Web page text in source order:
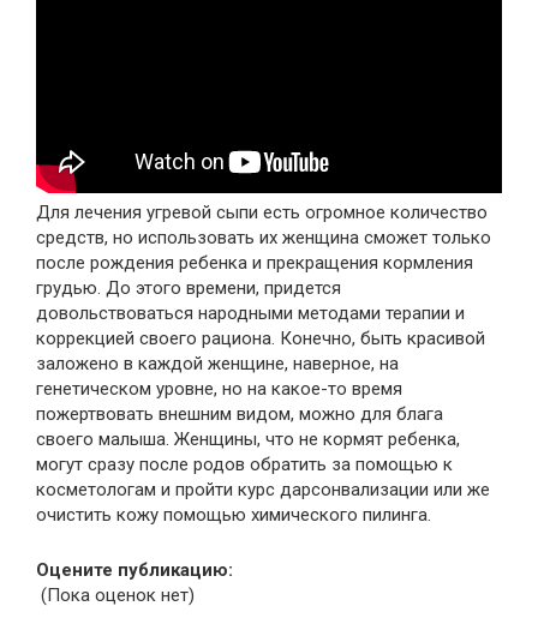
Для лечения угревой сыпи есть огромное количество
средств, но использовать их женщина сможет только
после рождения ребенка и прекращения кормления
грудью. До этого времени, придется
довольствоваться народными методами терапии и
коррекцией своего рациона. Конечно, быть красивой
заложено в каждой женщине, наверное, на
генетическом уровне, но на какое-то время
пожертвовать внешним видом, можно для блага
своего малыша. Женщины, что не кормят ребенка,
могут сразу после родов обратить за помощью к
косметологам и пройти курс дарсонвализации или же
очистить кожу помощью химического пилинга.
Оцените публикацию:
(Пока оценок нет)